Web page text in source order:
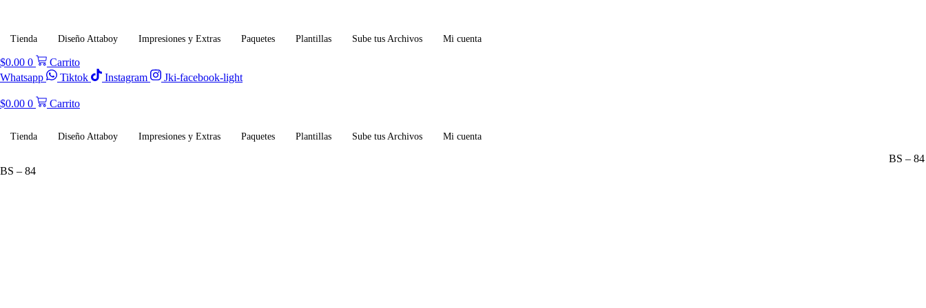
Tienda Diseño Attaboy Impresiones y Extras Paquetes Plantillas Sube tus Archivos Mi cuenta
$0.00 0
Carrito
Whatsapp
Tiktok Instagram Jki-facebook-light
$0.00 0 Carrito
Tienda Diseño Attaboy Impresiones y Extras Paquetes Plantillas Sube tus Archivos Mi cuenta
BS – 84
BS – 84